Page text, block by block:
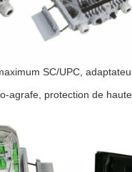
SC/UPC,
agrafe, protection de